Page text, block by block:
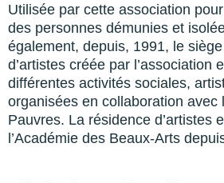
Utilisée par cette association
des personnes démunies et
également, depuis, 1991, le
d’artistes créée par l’association
différentes activités sociales,
organisées en collaboration avec
Pauvres. La résidence d’artistes
l’Académie des Beaux-Arts